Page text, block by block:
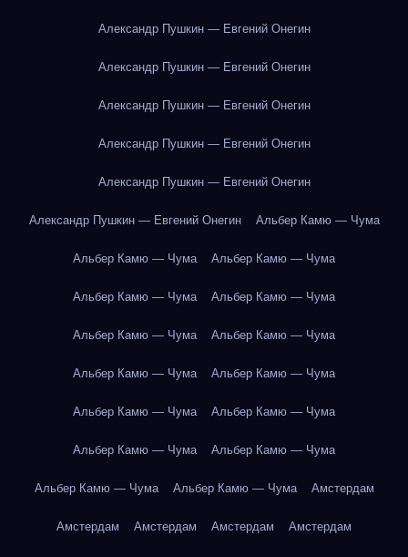
Александр Пушкин — Евгений Онегин
Александр Пушкин — Евгений Онегин
Александр Пушкин — Евгений Онегин
Александр Пушкин — Евгений Онегин
Александр Пушкин — Евгений Онегин
Александр Пушкин — Евгений Онегин Альбер Камю — Чума
Альбер Камю — Чума Альбер Камю — Чума
Альбер Камю — Чума Альбер Камю — Чума
Альбер Камю — Чума Альбер Камю — Чума
Альбер Камю — Чума Альбер Камю — Чума
Альбер Камю — Чума Альбер Камю — Чума
Альбер Камю — Чума Альбер Камю — Чума
Альбер Камю — Чума Альбер Камю — Чума Амстердам
Амстердам Амстердам Амстердам Амстердам